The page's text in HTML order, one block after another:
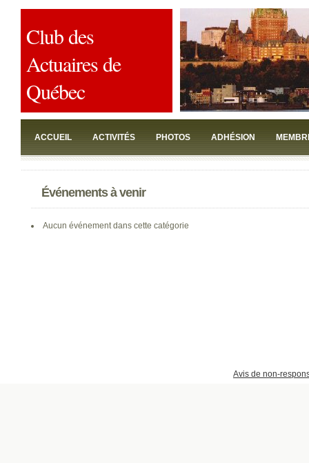
Club des
Actuaires de
Québec
ACCUEIL ACTIVITÉS PHOTOS ADHÉSION
JOINDRE
Événements à venir
Aucun événement dans cette catégorie
Avis de non-